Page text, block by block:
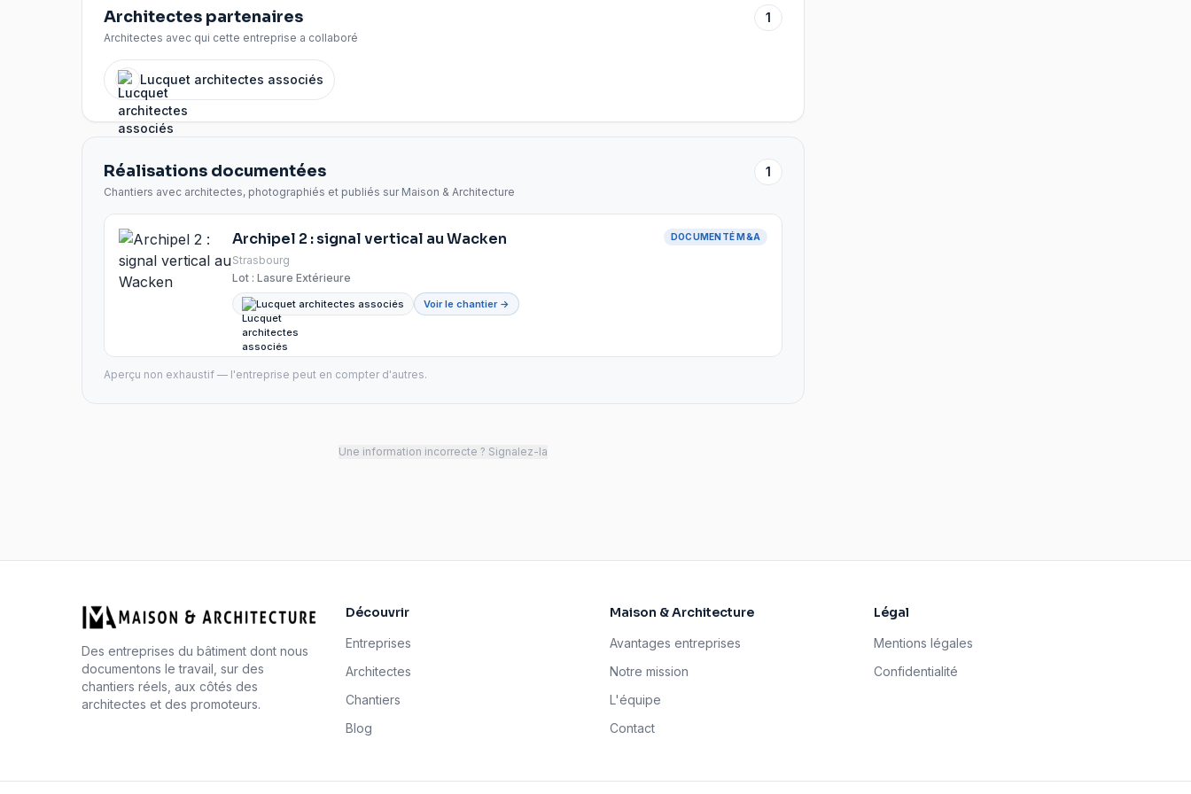
Architectes partenaires
Architectes avec qui cette entreprise a collaboré
1
Lucquet architectes associés
Réalisations documentées
Chantiers avec architectes, photographiés et publiés sur Maison & Architecture
1
Archipel 2 : signal vertical au Wacken DOCUMENTÉ M&A
Strasbourg
Lot : Lasure Extérieure
Lucquet architectes associés Voir le chantier →
Aperçu non exhaustif — l'entreprise peut en compter d'autres.
Une information incorrecte ? Signalez-la
Des entreprises du bâtiment dont nous
documentons le travail, sur des
chantiers réels, aux côtés des
architectes et des promoteurs.
Découvrir
Entreprises
Architectes
Chantiers
Blog
Maison & Architecture
Avantages entreprises
Notre mission
L'équipe
Contact
Légal
Mentions légales
Confidentialité